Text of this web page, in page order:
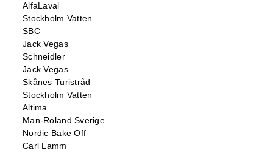
AlfaLaval
Stockholm Vatten
SBC
Jack Vegas
Schneidler
Jack Vegas
Skånes Turistråd
Stockholm Vatten
Altima
Man-Roland Sverige
Nordic Bake Off
Carl Lamm